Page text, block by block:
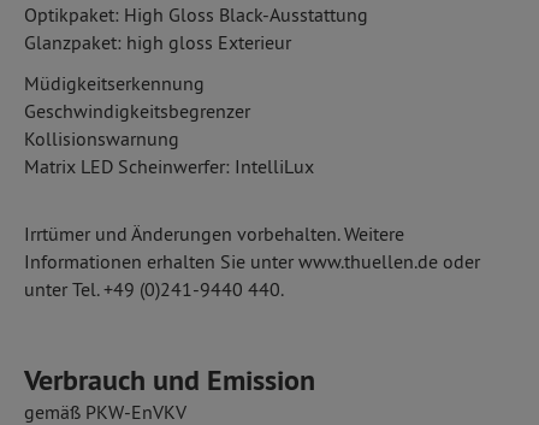
Optikpaket: High Gloss Black-Ausstattung
Glanzpaket: high gloss Exterieur
Müdigkeitserkennung
Geschwindigkeitsbegrenzer
Kollisionswarnung
Matrix LED Scheinwerfer: IntelliLux
Irrtümer und Änderungen vorbehalten. Weitere
Informationen erhalten Sie unter www.thuellen.de oder
unter Tel. +49 (0)241-9440 440.
Verbrauch und Emission
gemäß PKW-EnVKV